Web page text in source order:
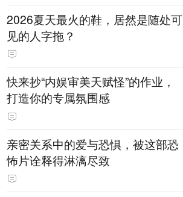
2026夏天最火的鞋，居然是随处可
见的人字拖？
快来抄“内娱审美天赋怪”的作业，
打造你的专属氛围感
亲密关系中的爱与恐惧，被这部恐
怖片诠释得淋漓尽致